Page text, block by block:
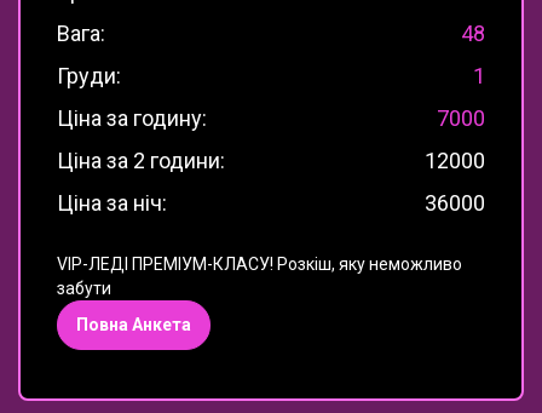
Вага:
48
Груди:
1
Ціна за годину:
7000
Ціна за 2 години:
12000
Ціна за ніч:
36000
VIP-ЛЕДІ ПРЕМІУМ-КЛАСУ! Розкіш, яку неможливо
забути
Повна Анкета